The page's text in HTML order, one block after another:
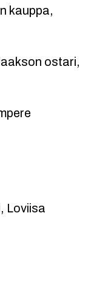
kauppa,
ostari,
Loviisa